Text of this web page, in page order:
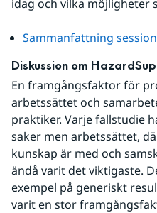
idag och vilka möjligheter
Sammanfattning
Diskussion om
En framgångsfaktor för
arbetssättet och
praktiker. Varje fallstudie
saker men arbetssättet,
kunskap är med och
ändå varit det viktigaste.
exempel på generiskt
varit en stor